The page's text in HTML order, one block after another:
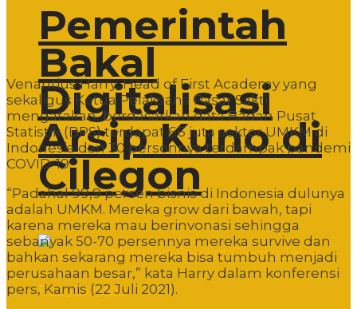
Pemerintah
Bakal
Digitalisasi
Arsip Kuno di
Cilegon
Venantius Harry, Head of First Academy yang
sekaligus Ketua Pelaksana Pasar Sakti
mengatakan, berdasarkan data Badan Pusat
Statistik (BPS) terdapat 66 juta sektor UMKM di
Indonesia dan 30 persennya terdampak pandemi
COVID-19.
“Padahal 99,9 persen bisnis di Indonesia dulunya
adalah UMKM. Mereka grow dari bawah, tapi
karena mereka mau berinvonasi sehingga
sebanyak 50-70 persennya mereka survive dan
bahkan sekarang mereka bisa tumbuh menjadi
perusahaan besar,” kata Harry dalam konferensi
pers, Kamis (22 Juli 2021).